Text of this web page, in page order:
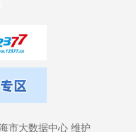
市大数据中心 维护